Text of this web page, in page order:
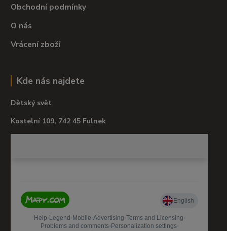
Obchodní podmínky
O nás
Vrácení zboží
Kde nás najdete
Dětský svět
Kostelní 109, 742 45 Fulnek